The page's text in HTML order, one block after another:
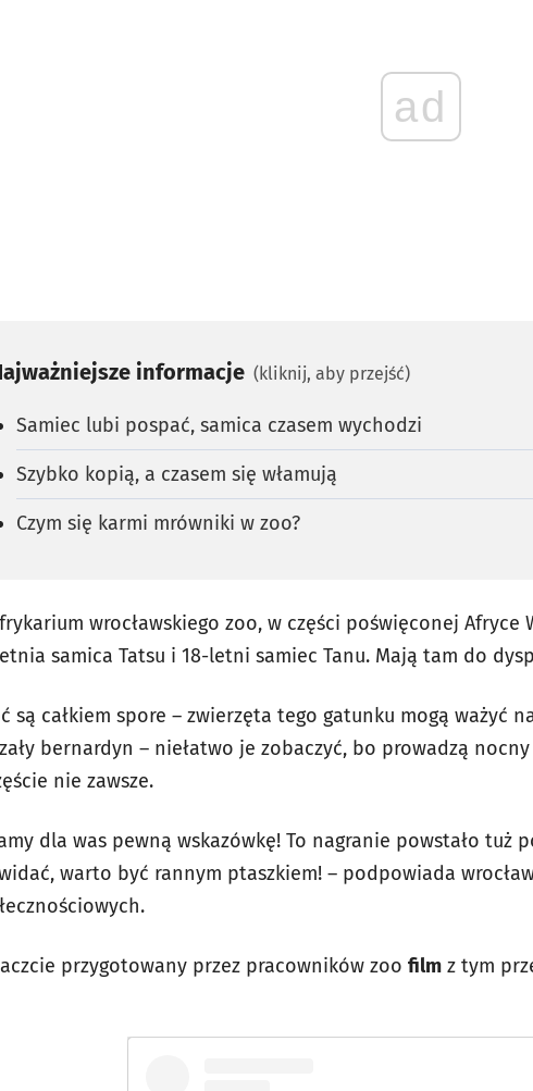
ad
informacje (kliknij, aby przejść)
Samiec lubi pospać, samica czasem wychodzi
Szybko kopią, a czasem się włamują
Czym się karmi mrówniki w zoo?
wrocławskiego zoo, w części poświęconej
samica Tatsu i 18-letni samiec Tanu. Mają tam do
są całkiem spore – zwierzęta tego gatunku mogą ważyć
bernardyn – niełatwo je zobaczyć, bo prowadzą
nie zawsze.
dla was pewną wskazówkę! To nagranie powstało tuż
warto być rannym ptaszkiem! – podpowiada
przygotowany przez pracowników zoo film z tym